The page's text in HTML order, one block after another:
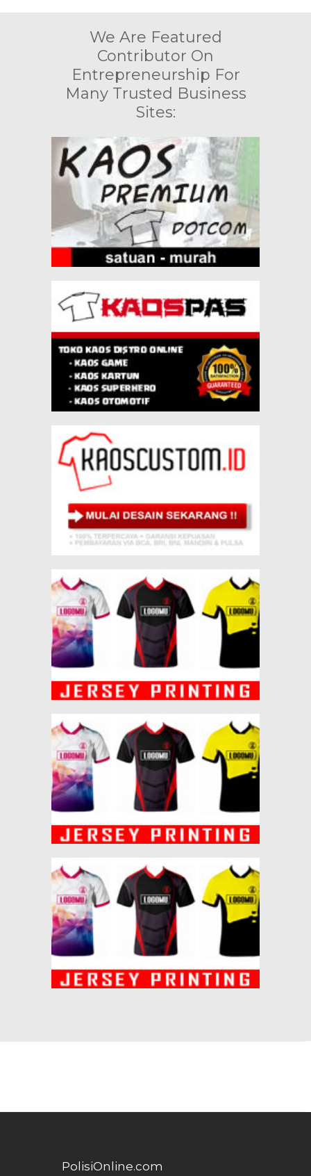
We Are Featured
Contributor On
Entrepreneurship For
Many Trusted Business
Sites:
PolisiOnline.com